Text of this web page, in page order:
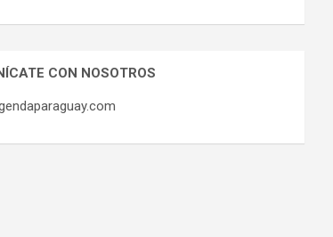
CON NOSOTROS